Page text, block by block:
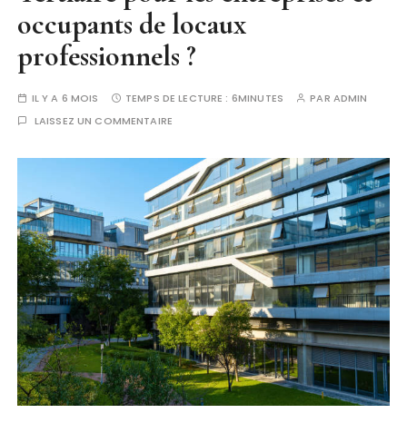
occupants de locaux
professionnels ?
IL Y A 6 MOIS TEMPS DE LECTURE : 6MINUTES PAR ADMIN
LAISSEZ UN COMMENTAIRE